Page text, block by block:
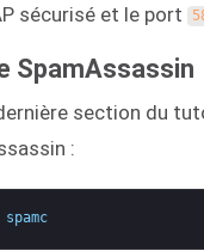
sécurisé et le port
SpamAssassin
section du
:
spamc